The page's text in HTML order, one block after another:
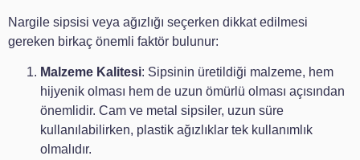
Nargile sipsisi veya ağızlığı seçerken dikkat edilmesi
gereken birkaç önemli faktör bulunur:
Malzeme Kalitesi: Sipsinin üretildiği malzeme, hem
hijyenik olması hem de uzun ömürlü olması açısından
önemlidir. Cam ve metal sipsiler, uzun süre
kullanılabilirken, plastik ağızlıklar tek kullanımlık
olmalıdır.